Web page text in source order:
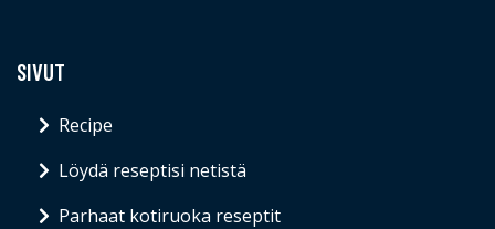
SIVUT
Recipe
Löydä reseptisi netistä
Parhaat kotiruoka reseptit